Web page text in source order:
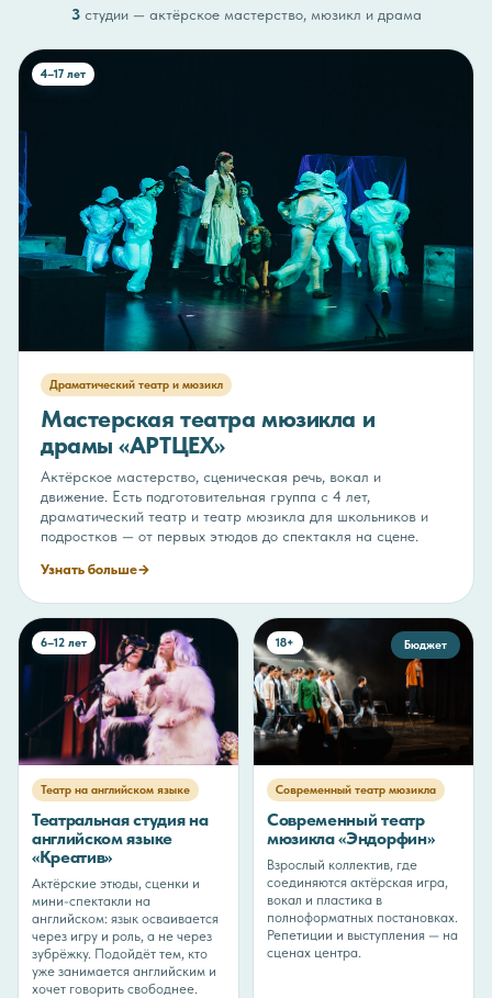
3студии — актёрское мастерство, мюзикл и драма
4–17 лет
Драматический театр и мюзикл
Мастерская театра мюзикла и
драмы «АРТЦЕХ»
Актёрское мастерство, сценическая речь, вокал и
движение. Есть подготовительная группа с 4 лет,
драматический театр и театр мюзикла для школьников и
подростков — от первых этюдов до спектакля на сцене.
Узнать больше→
6–12 лет
Театр на английском языке
Театральная студия на
английском языке
«Креатив»
Актёрские этюды, сценки и
мини-спектакли на
английском: язык осваивается
через игру и роль, а не через
зубрёжку. Подойдёт тем, кто
уже занимается английским и
хочет говорить свободнее.
Бюджет
18+
Современный театр мюзикла
Современный театр
мюзикла «Эндорфин»
Взрослый коллектив, где
соединяются актёрская игра,
вокал и пластика в
полноформатных постановках.
Репетиции и выступления — на
сценах центра.